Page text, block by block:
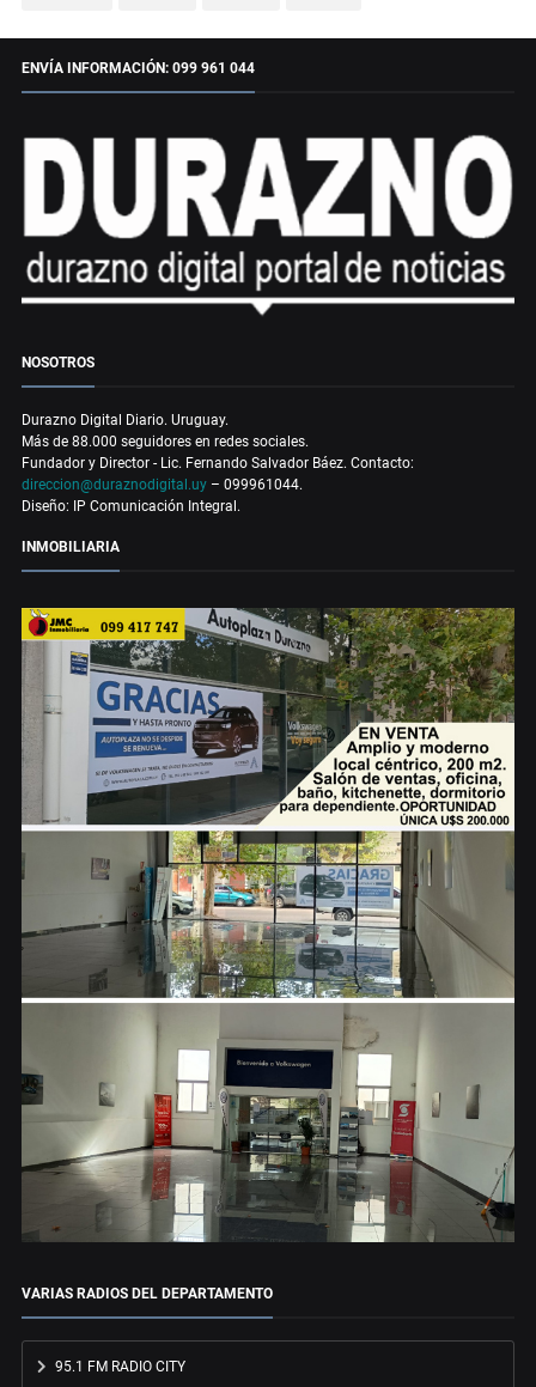
ENVÍA INFORMACIÓN: 099 961 044
NOSOTROS
Durazno Digital Diario. Uruguay.
Más de 88.000 seguidores en redes sociales.
Fundador y Director - Lic. Fernando Salvador Báez. Contacto:
direccion@duraznodigital.uy – 099961044.
Diseño: IP Comunicación Integral.
INMOBILIARIA
VARIAS RADIOS DEL DEPARTAMENTO
95.1 FM RADIO CITY